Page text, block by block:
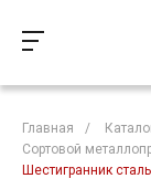
Главная /
Сортовой
Шестигранник